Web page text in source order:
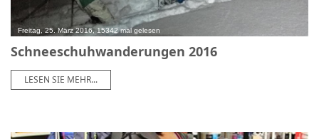
Freitag, 25. März 2016, 15342 mal gelesen
Schneeschuhwanderungen 2016
LESEN SIE MEHR...